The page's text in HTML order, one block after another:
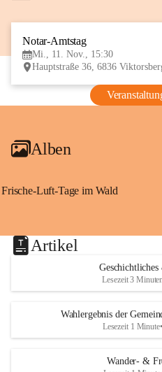
Notar-Amtstag
Mi., 11. Nov., 15:30
Hauptstraße 36, 6836
Alben
Frische-Luft-Tage im Wald
Artikel
Lesezeit 3
Wahlergebnis der
Lesezeit 1 Minute•
Wander- &